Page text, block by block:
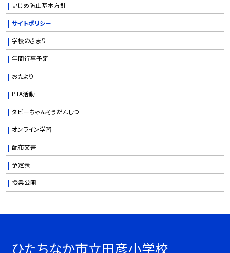
いじめ防止基本方針
サイトポリシー
学校のきまり
年間行事予定
おたより
PTA活動
タビーちゃんそうだんしつ
オンライン学習
配布文書
予定表
授業公開
ひたちなか市立田彦小学校